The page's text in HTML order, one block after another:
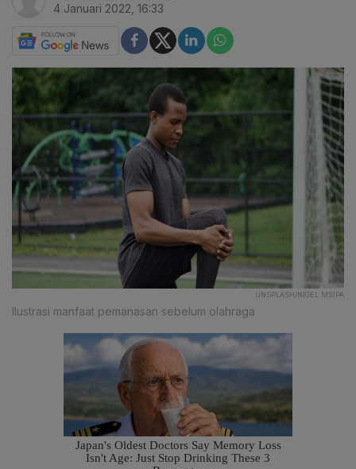
4 Januari 2022, 16:33
UNSPLASH/NIGEL MSIPA
Ilustrasi manfaat pemanasan sebelum olahraga